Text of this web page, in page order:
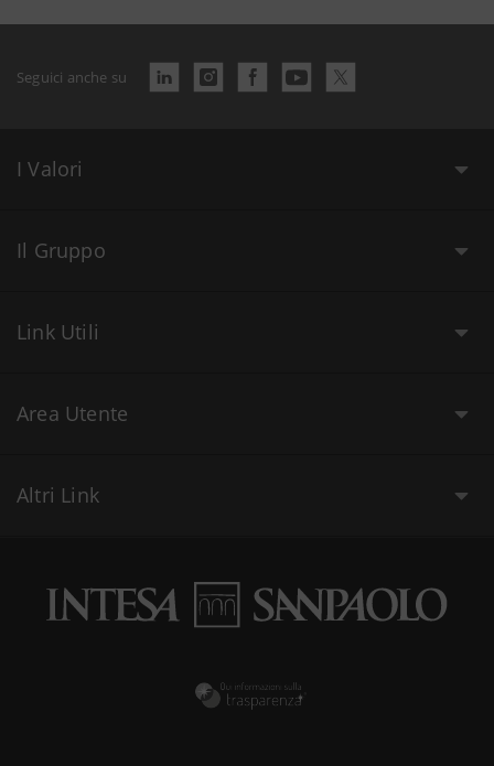
Seguici anche su
I Valori
Il Gruppo
Link Utili
Area Utente
Altri Link